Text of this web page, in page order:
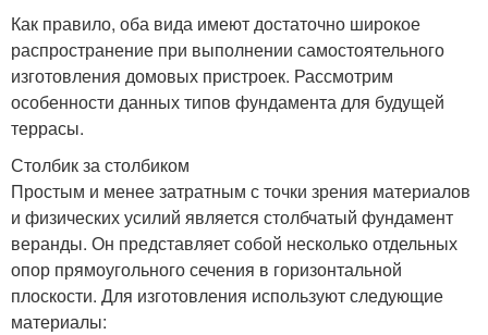
Как правило, оба вида имеют достаточно широкое
распространение при выполнении самостоятельного
изготовления домовых пристроек. Рассмотрим
особенности данных типов фундамента для будущей
террасы.
Столбик за столбиком
Простым и менее затратным с точки зрения материалов
и физических усилий является столбчатый фундамент
веранды. Он представляет собой несколько отдельных
опор прямоугольного сечения в горизонтальной
плоскости. Для изготовления используют следующие
материалы: